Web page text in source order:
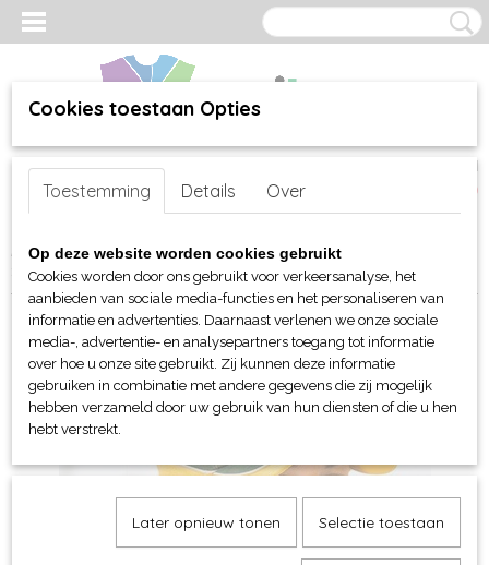
Inloggen Registreren
(0)
Home >webshop>Per merk >Myrtle Beach hoofd-handen
> Myrtle Beach 6 panelen Turbo Piping cap
Cookies toestaan Opties
Toestemming Details Over
Op deze website worden cookies gebruikt
Cookies worden door ons gebruikt voor verkeersanalyse, het
aanbieden van sociale media-functies en het personaliseren van
informatie en advertenties. Daarnaast verlenen we onze sociale
media-, advertentie- en analysepartners toegang tot informatie
over hoe u onze site gebruikt. Zij kunnen deze informatie
gebruiken in combinatie met andere gegevens die zij mogelijk
hebben verzameld door uw gebruik van hun diensten of die u hen
hebt verstrekt.
Later opnieuw tonen Selectie toestaan